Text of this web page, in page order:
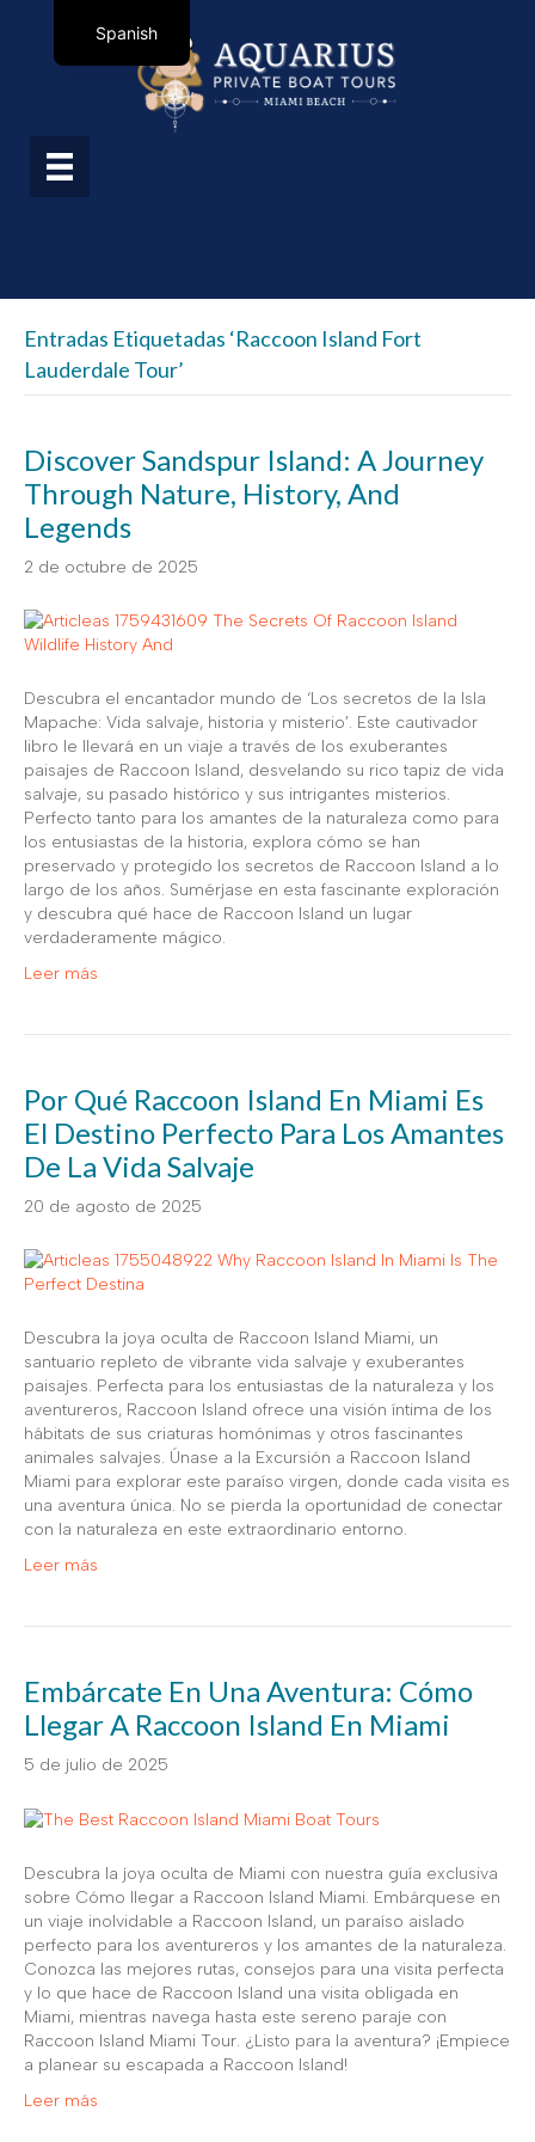
Entradas Etiquetadas ‘Raccoon Island Fort
Lauderdale Tour’
Discover Sandspur Island: A Journey
Through Nature, History, And
Legends
2 de octubre de 2025
Descubra el encantador mundo de ‘Los secretos de la Isla
Mapache: Vida salvaje, historia y misterio’. Este cautivador
libro le llevará en un viaje a través de los exuberantes
paisajes de Raccoon Island, desvelando su rico tapiz de vida
salvaje, su pasado histórico y sus intrigantes misterios.
Perfecto tanto para los amantes de la naturaleza como para
los entusiastas de la historia, explora cómo se han
preservado y protegido los secretos de Raccoon Island a lo
largo de los años. Sumérjase en esta fascinante exploración
y descubra qué hace de Raccoon Island un lugar
verdaderamente mágico.
Leer más
Por Qué Raccoon Island En Miami Es
El Destino Perfecto Para Los Amantes
De La Vida Salvaje
20 de agosto de 2025
Descubra la joya oculta de Raccoon Island Miami, un
santuario repleto de vibrante vida salvaje y exuberantes
paisajes. Perfecta para los entusiastas de la naturaleza y los
aventureros, Raccoon Island ofrece una visión íntima de los
hábitats de sus criaturas homónimas y otros fascinantes
animales salvajes. Únase a la Excursión a Raccoon Island
Miami para explorar este paraíso virgen, donde cada visita es
una aventura única. No se pierda la oportunidad de conectar
con la naturaleza en este extraordinario entorno.
Leer más
Embárcate En Una Aventura: Cómo
Llegar A Raccoon Island En Miami
5 de julio de 2025
Descubra la joya oculta de Miami con nuestra guía exclusiva
sobre Cómo llegar a Raccoon Island Miami. Embárquese en
un viaje inolvidable a Raccoon Island, un paraíso aislado
perfecto para los aventureros y los amantes de la naturaleza.
Conozca las mejores rutas, consejos para una visita perfecta
y lo que hace de Raccoon Island una visita obligada en
Miami, mientras navega hasta este sereno paraje con
Raccoon Island Miami Tour. ¿Listo para la aventura? ¡Empiece
a planear su escapada a Raccoon Island!
Leer más
Spanish